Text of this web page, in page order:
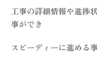
工事の詳細情報や進捗
事ができ
スピーディーに進める